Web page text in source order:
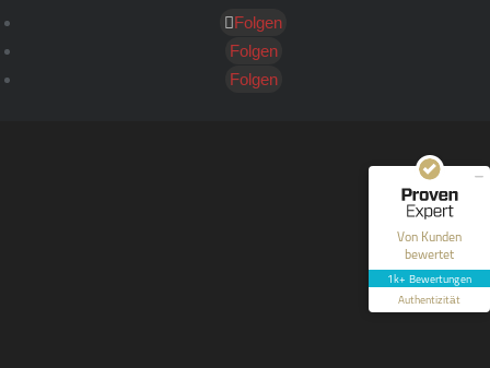
Folgen
Folgen
Folgen
Von Kunden
bewertet
1k+ Bewertungen
Authentizität
Kundenbewertungen und Erfahrungen zu
SEHR GUT
40
Bewertungen auf
ProvenExpert.com
Blick aufs ProvenExpert-Profil werfen